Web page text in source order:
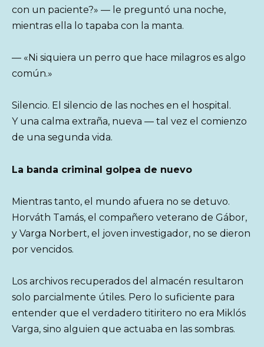
con un paciente?» — le preguntó una noche,
mientras ella lo tapaba con la manta.
— «Ni siquiera un perro que hace milagros es algo
común.»
Silencio. El silencio de las noches en el hospital.
Y una calma extraña, nueva — tal vez el comienzo
de una segunda vida.
La banda criminal golpea de nuevo
Mientras tanto, el mundo afuera no se detuvo.
Horváth Tamás, el compañero veterano de Gábor,
y Varga Norbert, el joven investigador, no se dieron
por vencidos.
Los archivos recuperados del almacén resultaron
solo parcialmente útiles. Pero lo suficiente para
entender que el verdadero titiritero no era Miklós
Varga, sino alguien que actuaba en las sombras.